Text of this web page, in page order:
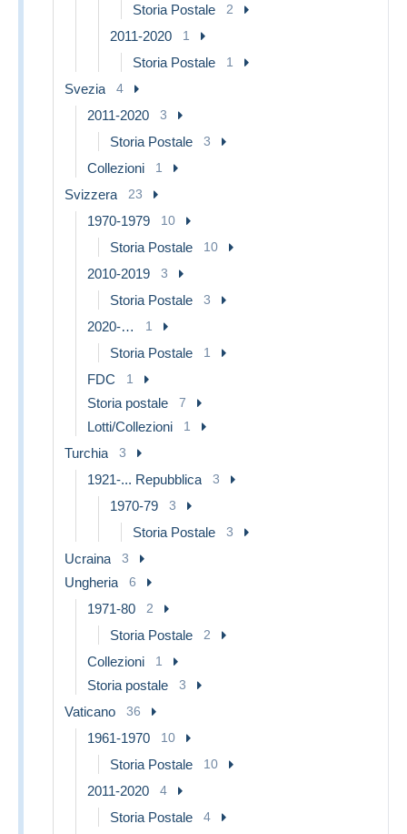
Storia Postale 2
2011-2020 1
Storia Postale 1
Svezia 4
2011-2020 3
Storia Postale 3
Collezioni 1
Svizzera 23
1970-1979 10
Storia Postale 10
2010-2019 3
Storia Postale 3
2020-… 1
Storia Postale 1
FDC 1
Storia postale 7
Lotti/Collezioni 1
Turchia 3
1921-... Repubblica 3
1970-79 3
Storia Postale 3
Ucraina 3
Ungheria 6
1971-80 2
Storia Postale 2
Collezioni 1
Storia postale 3
Vaticano 36
1961-1970 10
Storia Postale 10
2011-2020 4
Storia Postale 4